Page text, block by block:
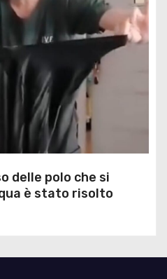
delle polo che si
è stato risolto